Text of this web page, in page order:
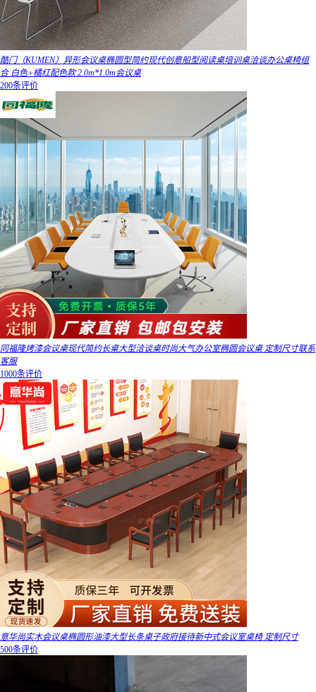
酷门（KUMEN）异形会议桌椭圆型简约现代创意船型阅读桌培训桌洽谈办公桌椅组
合 白色+橘红配色款 2.0m*1.0m会议桌
200条评价
同福隆烤漆会议桌现代简约长桌大型洽谈桌时尚大气办公室椭圆会议桌 定制尺寸联系
客服
1000条评价
意华尚实木会议桌椭圆形油漆大型长条桌子政府接待新中式会议室桌椅 定制尺寸
500条评价